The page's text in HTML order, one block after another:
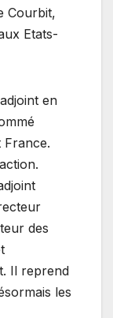
Courbit,
Etats-
en
France.
des
Il reprend
les